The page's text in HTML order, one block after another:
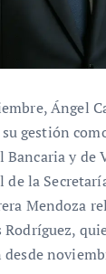
Ángel
gestión
y de
la
Mendoza
Rodríguez,